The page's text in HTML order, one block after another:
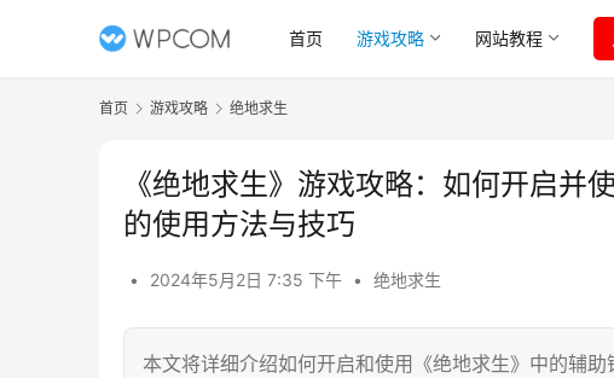
首页 游戏攻略 网站教程
首页 游戏攻略 绝地求生
《绝地求生》游戏攻略：如何开启并
的使用方法与技巧
• 2024年5月2日 7:35 下午 • 绝地求生
本文将详细介绍如何开启和使用《绝地求生》中的辅